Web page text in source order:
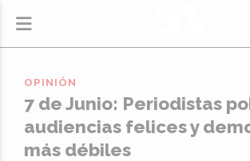
7 de Junio: Periodistas
audiencias felices y
más débiles
OPINIÓN